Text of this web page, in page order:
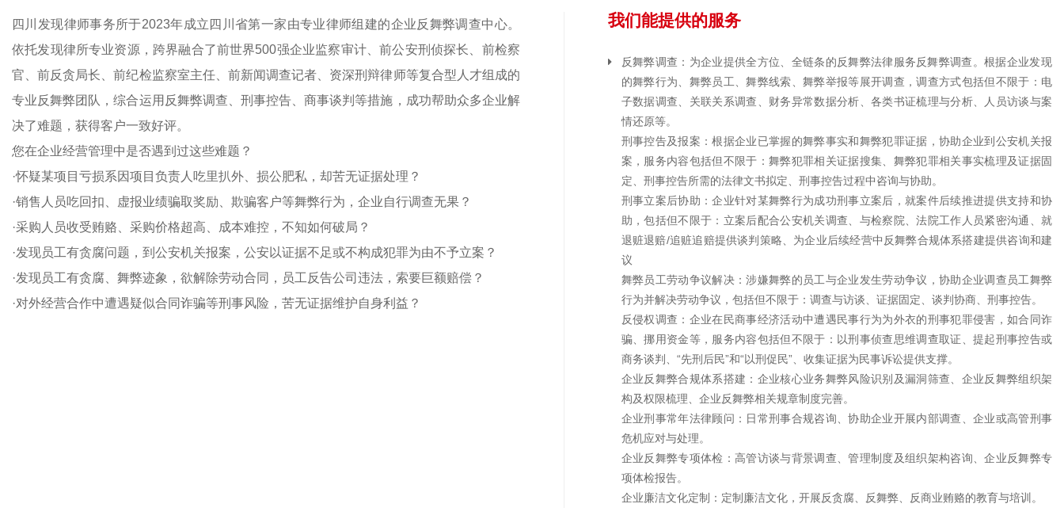
四川发现律师事务所于2023年成立四川省第一家由专业律师组建的企业反舞弊调查中心。
依托发现律所专业资源，跨界融合了前世界500强企业监察审计、前公安刑侦探长、前检察
官、前反贪局长、前纪检监察室主任、前新闻调查记者、资深刑辩律师等复合型人才组成的
专业反舞弊团队，综合运用反舞弊调查、刑事控告、商事谈判等措施，成功帮助众多企业解
决了难题，获得客户一致好评。
您在企业经营管理中是否遇到过这些难题？
·怀疑某项目亏损系因项目负责人吃里扒外、损公肥私，却苦无证据处理？
·销售人员吃回扣、虚报业绩骗取奖励、欺骗客户等舞弊行为，企业自行调查无果？
·采购人员收受贿赂、采购价格超高、成本难控，不知如何破局？
·发现员工有贪腐问题，到公安机关报案，公安以证据不足或不构成犯罪为由不予立案？
·发现员工有贪腐、舞弊迹象，欲解除劳动合同，员工反告公司违法，索要巨额赔偿？
·对外经营合作中遭遇疑似合同诈骗等刑事风险，苦无证据维护自身利益？
我们能提供的服务
反舞弊调查：为企业提供全方位、全链条的反舞弊法律服务反舞弊调查。根据企业发现
的舞弊行为、舞弊员工、舞弊线索、舞弊举报等展开调查，调查方式包括但不限于：电
子数据调查、关联关系调查、财务异常数据分析、各类书证梳理与分析、人员访谈与案
情还原等。
刑事控告及报案：根据企业已掌握的舞弊事实和舞弊犯罪证据，协助企业到公安机关报
案，服务内容包括但不限于：舞弊犯罪相关证据搜集、舞弊犯罪相关事实梳理及证据固
定、刑事控告所需的法律文书拟定、刑事控告过程中咨询与协助。
刑事立案后协助：企业针对某舞弊行为成功刑事立案后，就案件后续推进提供支持和协
助，包括但不限于：立案后配合公安机关调查、与检察院、法院工作人员紧密沟通、就
退赃退赔/追赃追赔提供谈判策略、为企业后续经营中反舞弊合规体系搭建提供咨询和建
议
舞弊员工劳动争议解决：涉嫌舞弊的员工与企业发生劳动争议，协助企业调查员工舞弊
行为并解决劳动争议，包括但不限于：调查与访谈、证据固定、谈判协商、刑事控告。
反侵权调查：企业在民商事经济活动中遭遇民事行为为外衣的刑事犯罪侵害，如合同诈
骗、挪用资金等，服务内容包括但不限于：以刑事侦查思维调查取证、提起刑事控告或
商务谈判、“先刑后民”和“以刑促民”、收集证据为民事诉讼提供支撑。
企业反舞弊合规体系搭建：企业核心业务舞弊风险识别及漏洞筛查、企业反舞弊组织架
构及权限梳理、企业反舞弊相关规章制度完善。
企业刑事常年法律顾问：日常刑事合规咨询、协助企业开展内部调查、企业或高管刑事
危机应对与处理。
企业反舞弊专项体检：高管访谈与背景调查、管理制度及组织架构咨询、企业反舞弊专
项体检报告。
企业廉洁文化定制：定制廉洁文化，开展反贪腐、反舞弊、反商业贿赂的教育与培训。